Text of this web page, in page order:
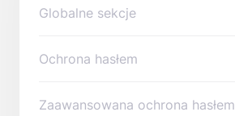
Globalne sekcje
Ochrona hasłem
Zaawansowana ochrona hasłem